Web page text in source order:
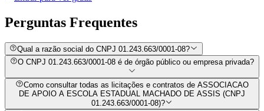
Perguntas Frequentes
Qual a razão social do CNPJ 01.243.663/0001-08?
O CNPJ 01.243.663/0001-08 é de órgão público ou empresa privada?
Como consultar todas as licitações e contratos de ASSOCIACAO
DE APOIO A ESCOLA ESTADUAL MACHADO DE ASSIS (CNPJ
01.243.663/0001-08)?